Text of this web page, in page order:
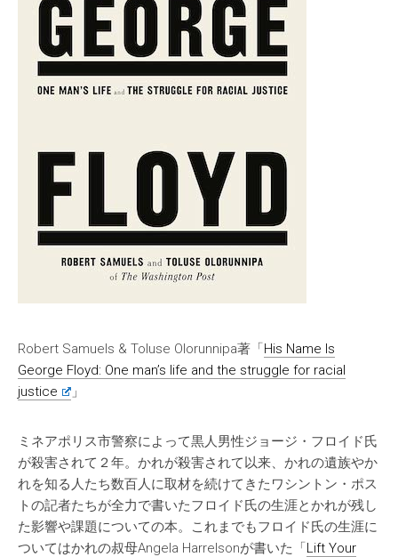
Robert Samuels & Toluse Olorunnipa著「His Name Is
George Floyd: One man’s life and the struggle for racial
justice
」
ミネアポリス市警察によって黒人男性ジョージ・フロイド氏
が殺害されて２年。かれが殺害されて以来、かれの遺族やか
れを知る人たち数百人に取材を続けてきたワシントン・ポス
トの記者たちが全力で書いたフロイド氏の生涯とかれが残し
た影響や課題についての本。これまでもフロイド氏の生涯に
ついてはかれの叔母Angela Harrelsonが書いた「Lift Your